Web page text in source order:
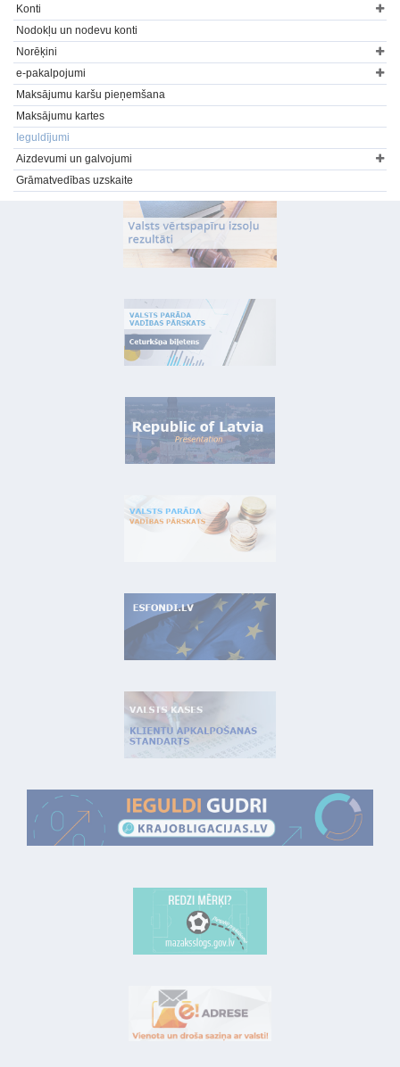
Konti
Nodokļu un nodevu konti
Norēķini
e-pakalpojumi
Maksājumu karšu pieņemšana
Maksājumu kartes
Ieguldījumi
Aizdevumi un galvojumi
Grāmatvedības uzskaite